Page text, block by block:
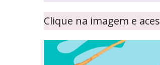
Clique na imagem e